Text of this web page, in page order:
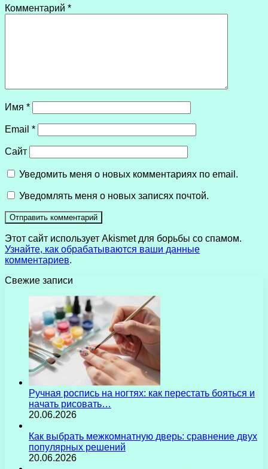
Комментарий *
Имя *
Email *
Сайт
Уведомить меня о новых комментариях по email.
Уведомлять меня о новых записях почтой.
Этот сайт использует Akismet для борьбы со спамом.
Узнайте, как обрабатываются ваши данные
комментариев.
Свежие записи
Ручная роспись на ногтях: как перестать бояться и
начать рисовать…
20.06.2026
Как выбрать межкомнатную дверь: сравнение двух
популярных решений
20.06.2026